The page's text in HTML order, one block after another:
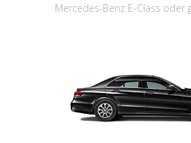
Mercedes-Benz E-Class oder